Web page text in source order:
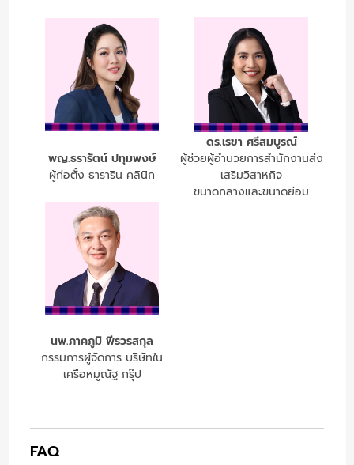
พญ.ธรารัตน์ ปทุมพงษ์
ผู้ก่อตั้ง ธาราริน คลินิก
ดร.เรขา ศรีสมบูรณ์
ผู้ช่วยผู้อำนวยการสำนักงานส่ง
เสริมวิสาหกิจ
ขนาดกลางและขนาดย่อม
นพ.ภาคภูมิ พีรวรสกุล
กรรมการผู้จัดการ บริษัทใน
เครือหมูณัฐ กรุ๊ป
FAQ